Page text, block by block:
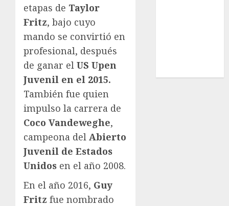
etapas de Taylor
Fritz, bajo cuyo
mando se convirtió en
profesional, después
de ganar el US Upen
Juvenil en el 2015.
También fue quien
impulso la carrera de
Coco Vandeweghe,
campeona del Abierto
Juvenil de Estados
Unidos en el año 2008.
En el año 2016, Guy
Fritz fue nombrado